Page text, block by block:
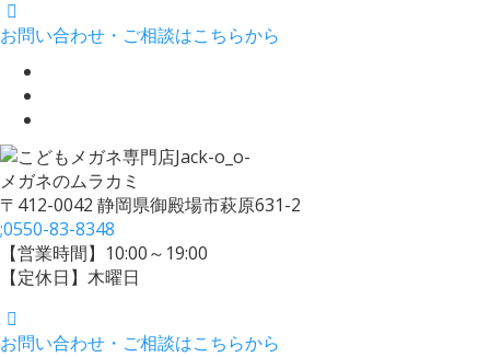
お問い合わせ・ご相談はこちらから
メガネのムラカミ
〒412-0042 静岡県御殿場市萩原631-2
;0550-83-8348
【営業時間】10:00～19:00
【定休日】木曜日
お問い合わせ・ご相談はこちらから